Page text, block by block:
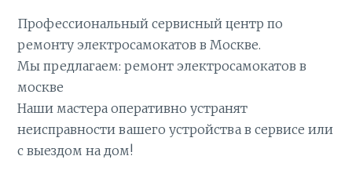
Профессиональный сервисный центр по
ремонту электросамокатов в Москве.
Мы предлагаем:ремонт электросамокатов в
москве
Наши мастера оперативно устранят
неисправности вашего устройства в сервисе или
с выездом на дом!